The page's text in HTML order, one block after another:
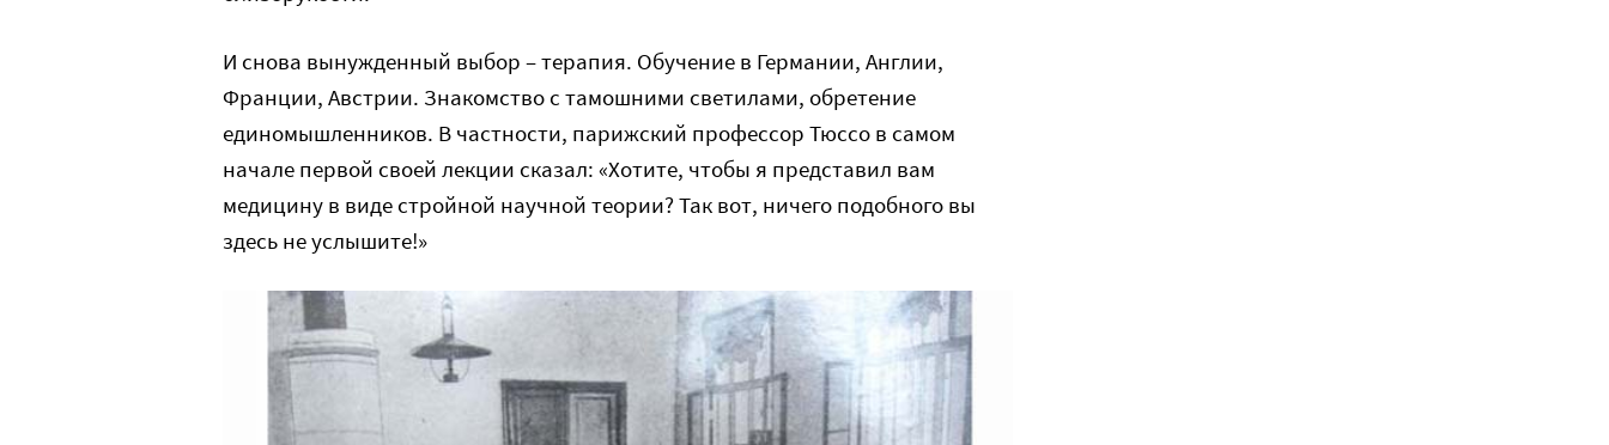
И снова вынужденный выбор – терапия. Обучение в Германии, Англии,
Франции, Австрии. Знакомство с тамошними светилами, обретение
единомышленников. В частности, парижский профессор Тюссо в самом
начале первой своей лекции сказал: «Хотите, чтобы я представил вам
медицину в виде стройной научной теории? Так вот, ничего подобного вы
здесь не услышите!»